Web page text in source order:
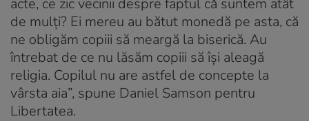
de mulți? Ei mereu au bătut monedă pe asta, că
ne obligăm copiii să meargă la biserică. Au
întrebat de ce nu lăsăm copiii să își aleagă
religia. Copilul nu are astfel de concepte la
vârsta aia”, spune Daniel Samson pentru
Libertatea.